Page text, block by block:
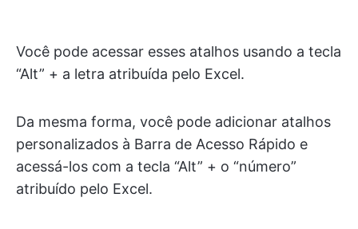
Você pode acessar esses atalhos usando a tecla
“Alt” + a letra atribuída pelo Excel.
Da mesma forma, você pode adicionar atalhos
personalizados à Barra de Acesso Rápido e
acessá-los com a tecla “Alt” + o “número”
atribuído pelo Excel.